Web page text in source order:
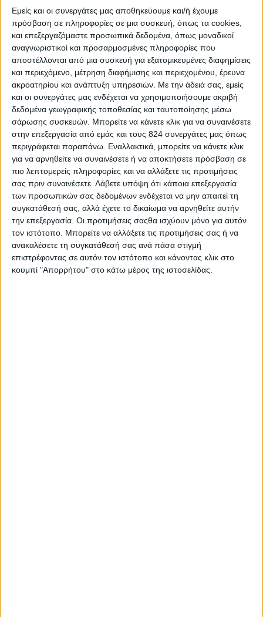
Εμείς και οι συνεργάτες μας αποθηκεύουμε και/ή έχουμε
πρόσβαση σε πληροφορίες σε μια συσκευή, όπως τα cookies,
και επεξεργαζόμαστε προσωπικά δεδομένα, όπως μοναδικοί
αναγνωριστικοί και προσαρμοσμένες πληροφορίες που
αποστέλλονται από μια συσκευή για εξατομικευμένες διαφημίσεις
και περιεχόμενο, μέτρηση διαφήμισης και περιεχομένου, έρευνα
ακροατηρίου και ανάπτυξη υπηρεσιών. Με την άδειά σας, εμείς
και οι συνεργάτες μας ενδέχεται να χρησιμοποιήσουμε ακριβή
δεδομένα γεωγραφικής τοποθεσίας και ταυτοποίησης μέσω
σάρωσης συσκευών. Μπορείτε να κάνετε κλικ για να συναινέσετε
στην επεξεργασία από εμάς και τους 824 συνεργάτες μας όπως
περιγράφεται παραπάνω. Εναλλακτικά, μπορείτε να κάνετε κλικ
για να αρνηθείτε να συναινέσετε ή να αποκτήσετε πρόσβαση σε
πιο λεπτομερείς πληροφορίες και να αλλάξετε τις προτιμήσεις
σας πριν συναινέσετε. Λάβετε υπόψη ότι κάποια επεξεργασία
των προσωπικών σας δεδομένων ενδέχεται να μην απαιτεί τη
συγκατάθεσή σας, αλλά έχετε το δικαίωμα να αρνηθείτε αυτήν
την επεξεργασία. Οι προτιμήσεις σαςθα ισχύουν μόνο για αυτόν
τον ιστότοπο. Μπορείτε να αλλάξετε τις προτιμήσεις σας ή να
ανακαλέσετε τη συγκατάθεσή σας ανά πάσα στιγμή
επιστρέφοντας σε αυτόν τον ιστότοπο και κάνοντας κλικ στο
κουμπί "Απορρήτου" στο κάτω μέρος της ιστοσελίδας.
• 2 σκελίδες σκόρδο κομμένο σε φέτες
• 1 κρεμμύδι ψιλοκομμένο
• 2 φλ. ντομάτα ψιλοκομμένη
• ½ φλ. ζωμό κότας σπιτικό ή κονσέρβας
• από 1 κ. γλυκού βασιλικό, μαϊντανό, ρίγανη
• ¼ κ. γλυκού αλάτι και ¼ κ. γλυκού μαύρο πιπέρι
• 2 αυγά ελαφρά χτυπημένα
• 1/3 φλ. παρμεζάνα ξυσμένη (40 γρ.)
• 1 μεγάλη μελιτζάνα (800 γρ.) κομμένη σε λεπτές
φέτες
• ½ φλ. μοτσαρέλα ημίπαχη
Εκτέλεση:
Σ’ ένα αντικολλητικό τηγάνι, ζεσταίνετε 1
κουταλάκι γλυκού λάδι και σοτάρετε το κρεμμύδι
και το σκόρδο για 6-8 λεπτά. Ρίχνετε ντομάτα,
ζωμό κότας, βασιλικό, μαϊντανό, ρίγανη, αλάτι και